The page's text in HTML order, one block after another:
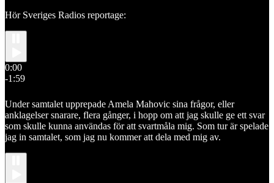
Hör Sveriges Radios reportage:
0:00
-1:59
Under samtalet upprepade Amela Mahovic sina frågor, eller
anklagelser snarare, flera gånger, i hopp om att jag skulle ge ett svar
som skulle kunna användas för att svartmåla mig. Som tur är spelade
jag in samtalet, som jag nu kommer att dela med mig av.